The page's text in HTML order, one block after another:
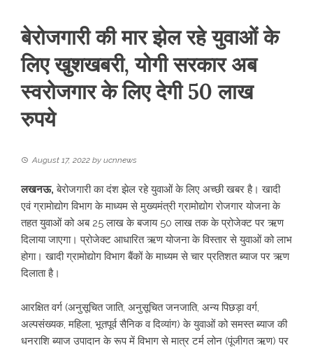
बेरोजगारी की मार झेल रहे युवाओं के
लिए खुशखबरी, योगी सरकार अब
स्वरोजगार के लिए देगी 50 लाख
रुपये
August 17, 2022 by ucnnews
लखनऊ, बेरोजगारी का दंश झेल रहे युवाओं के लिए अच्छी खबर है। खादी
एवं ग्रामाेद्योग विभाग के माध्यम से मुख्यमंत्री ग्रामोद्योग रोजगार योजना के
तहत युवाओं को अब 25 लाख के बजाय 50 लाख तक के प्रोजेक्ट पर ऋण
दिलाया जाएगा। प्रोजेक्ट आधारित ऋण योजना के विस्तार से युवाओं को लाभ
होगा। खादी ग्रामोद्योग विभाग बैंकों के माध्यम से चार प्रतिशत ब्याज पर ऋण
दिलाता है।
आरक्षित वर्ग (अनुसूचित जाति, अनुसूचित जनजाति, अन्य पिछड़ा वर्ग,
अल्पसंख्यक, महिला, भूतपूर्व सैनिक व दिव्यांग) के युवाओं को समस्त ब्याज की
धनराशि ब्याज उपादान के रूप में विभाग से मात्र टर्म लोन (पूंजीगत ऋण) पर